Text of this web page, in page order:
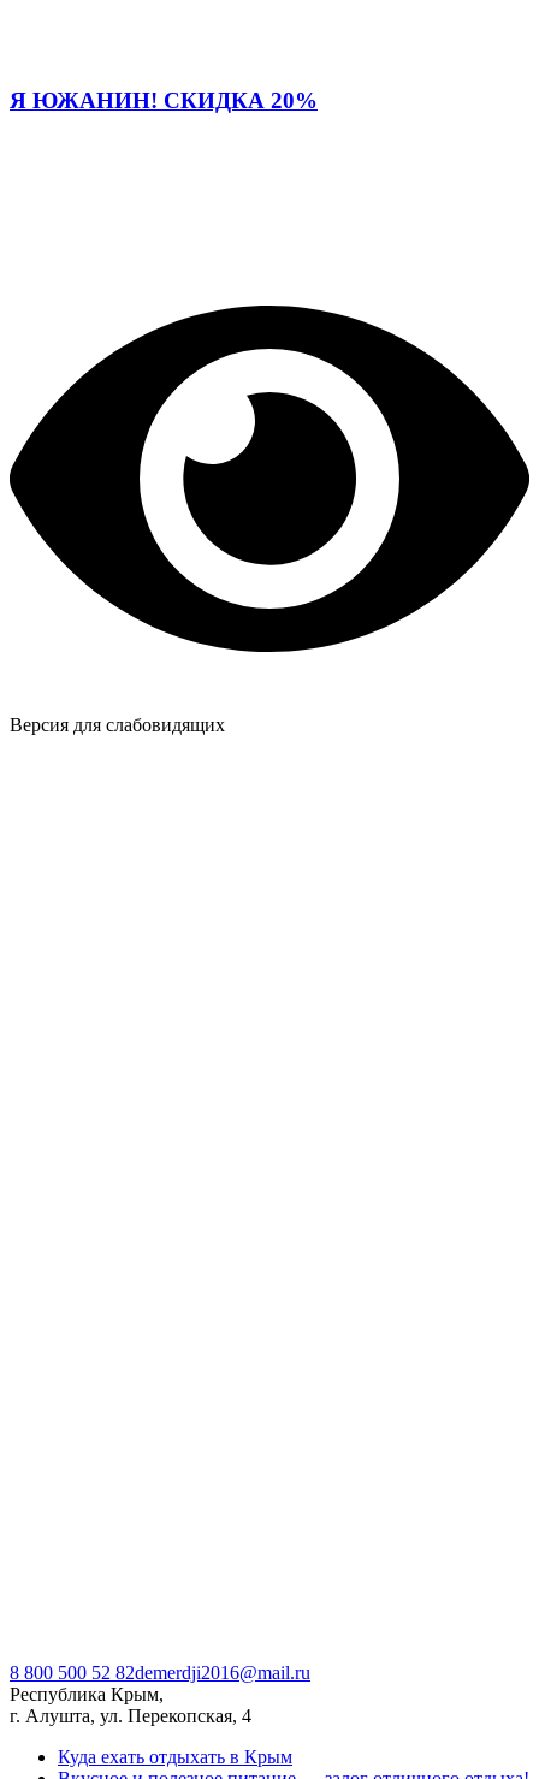
Я ЮЖАНИН! СКИДКА 20%
Версия для слабовидящих
8 800 500 52 82demerdji2016@mail.ru
Республика Крым,
г. Алушта, ул. Перекопская, 4
Куда ехать отдыхать в Крым